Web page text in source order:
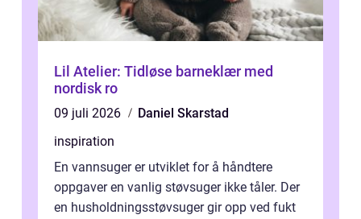
Lil Atelier: Tidløse barneklær med
nordisk ro
09 juli 2026
Daniel Skarstad
inspiration
En vannsuger er utviklet for å håndtere
oppgaver en vanlig støvsuger ikke tåler. Der
en husholdningsstøvsuger gir opp ved fukt